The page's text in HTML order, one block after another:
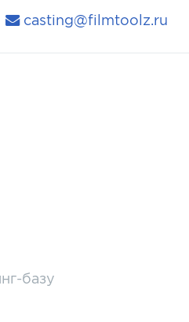
casting@filmtoolz.ru
базу